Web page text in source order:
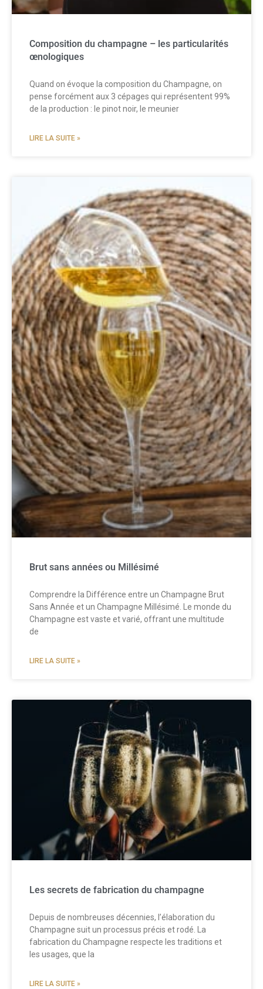
Composition du champagne – les particularités
œnologiques
Quand on évoque la composition du Champagne, on
pense forcément aux 3 cépages qui représentent 99%
de la production : le pinot noir, le meunier
LIRE LA SUITE »
Brut sans années ou Millésimé
Comprendre la Différence entre un Champagne Brut
Sans Année et un Champagne Millésimé. Le monde du
Champagne est vaste et varié, offrant une multitude
de
LIRE LA SUITE »
Les secrets de fabrication du champagne
Depuis de nombreuses décennies, l’élaboration du
Champagne suit un processus précis et rodé. La
fabrication du Champagne respecte les traditions et
les usages, que la
LIRE LA SUITE »